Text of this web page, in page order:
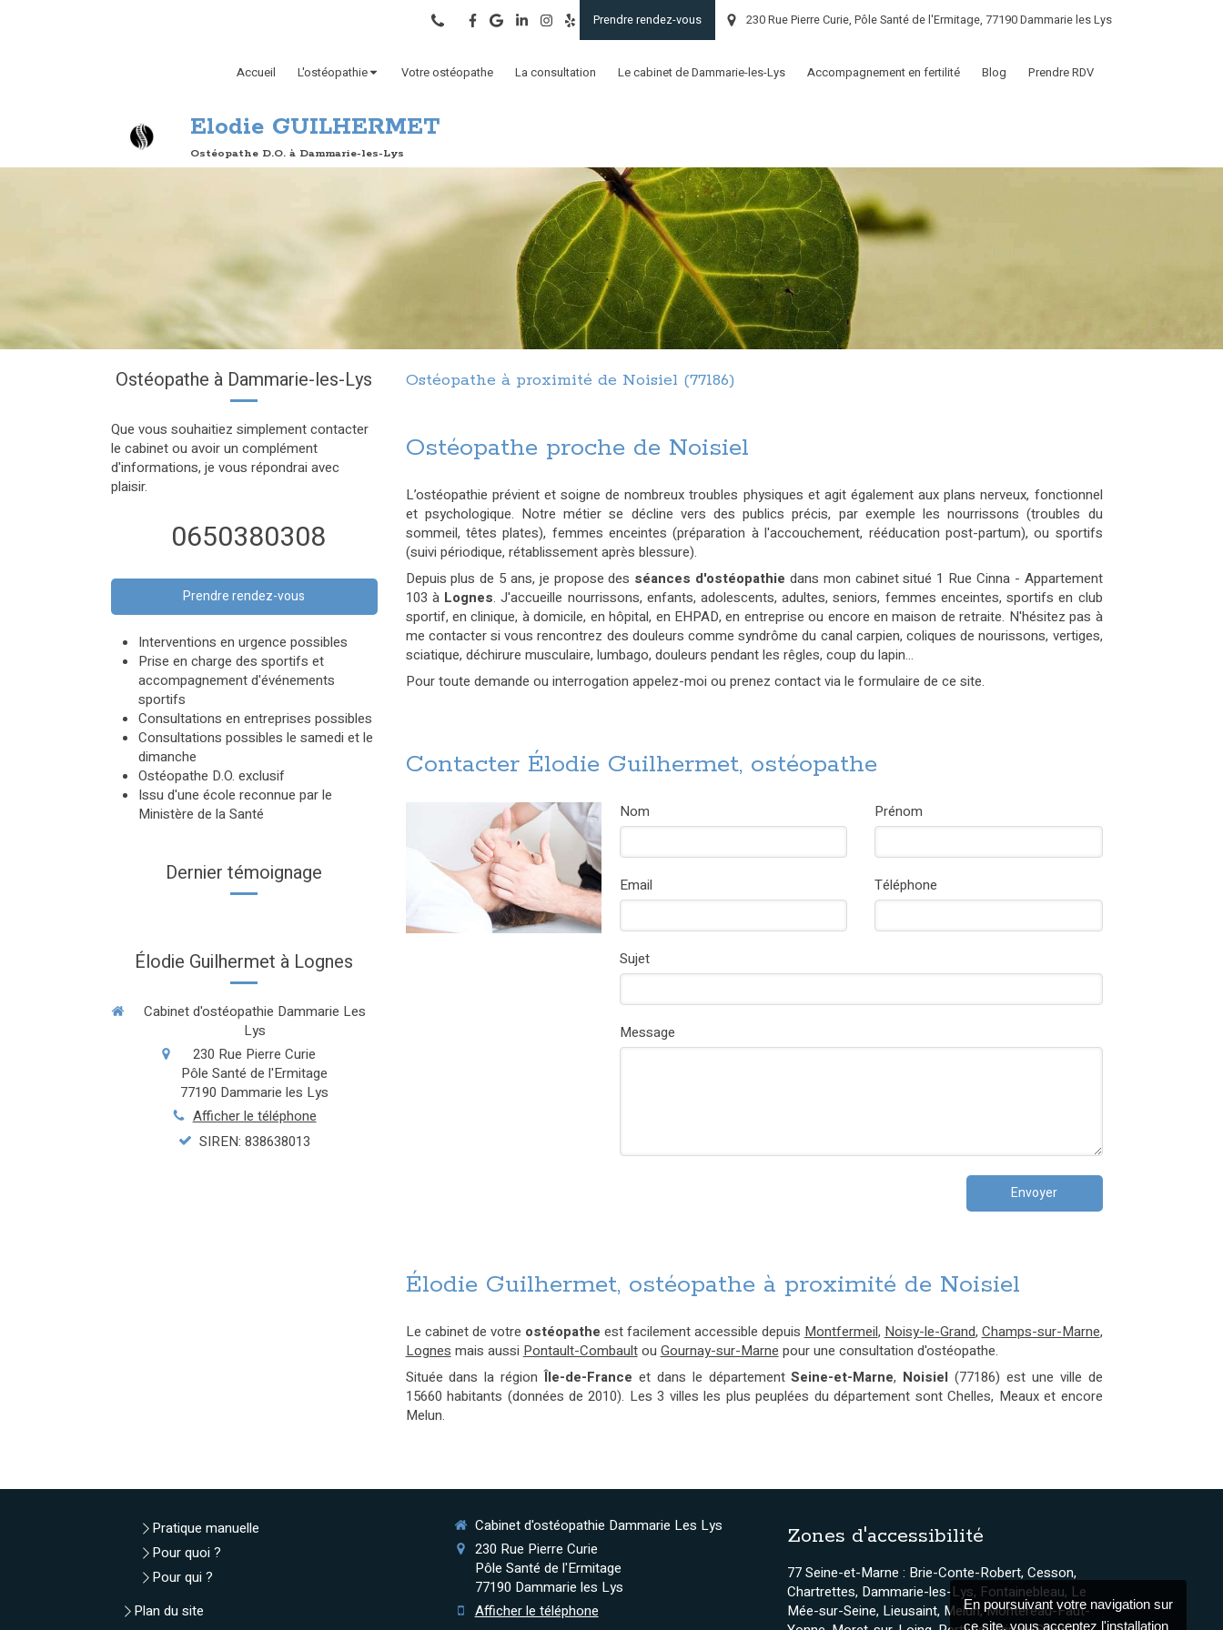
230 Rue Pierre Curie, Pôle Santé de l'Ermitage, 77190 Dammarie les Lys
Prendre rendez-vous
Accueil L'ostéopathie Votre ostéopathe La consultation Le cabinet de Dammarie-les-Lys Accompagnement en fertilité Blog Prendre RDV
Elodie GUILHERMET
Ostéopathe D.O. à Dammarie-les-Lys
Ostéopathe à proximité de Noisiel (77186)
Ostéopathe proche de Noisiel
L’ostéopathie prévient et soigne de nombreux troubles physiques et agit également aux plans nerveux, fonctionnel
et psychologique. Notre métier se décline vers des publics précis, par exemple les nourrissons (troubles du
sommeil, têtes plates), femmes enceintes (préparation à l'accouchement, rééducation post-partum), ou sportifs
(suivi périodique, rétablissement après blessure).
Depuis plus de 5 ans, je propose des séances d'ostéopathie dans mon cabinet situé 1 Rue Cinna - Appartement
103 à Lognes. J'accueille nourrissons, enfants, adolescents, adultes, seniors, femmes enceintes, sportifs en club
sportif, en clinique, à domicile, en hôpital, en EHPAD, en entreprise ou encore en maison de retraite. N'hésitez pas à
me contacter si vous rencontrez des douleurs comme syndrôme du canal carpien, coliques de nourissons, vertiges,
sciatique, déchirure musculaire, lumbago, douleurs pendant les rêgles, coup du lapin...
Pour toute demande ou interrogation appelez-moi ou prenez contact via le formulaire de ce site.
Contacter Élodie Guilhermet, ostéopathe
Nom Prénom
Email Téléphone
Sujet
Message
Envoyer
Élodie Guilhermet, ostéopathe à proximité de Noisiel
Le cabinet de votre ostéopathe est facilement accessible depuis Montfermeil, Noisy-le-Grand, Champs-sur-Marne,
Lognes mais aussi Pontault-Combaultou Gournay-sur-Marne pour une consultation d'ostéopathe.
Située dans la régionÎle-de-France et dans le départementSeine-et-Marne, Noisiel (77186) est une ville de
15660 habitants (données de 2010). Les 3 villes les plus peuplées du département sont Chelles, Meaux et encore
Melun.
Ostéopathe à Dammarie-les-Lys
Que vous souhaitiez simplement contacter
le cabinet ou avoir un complément
d'informations, je vous répondrai avec
plaisir.
0650380308
Prendre rendez-vous
Interventions en urgence possibles
Prise en charge des sportifs et
accompagnement d'événements
sportifs
Consultations en entreprises possibles
Consultations possibles le samedi et le
dimanche
Ostéopathe D.O. exclusif
Issu d'une école reconnue par le
Ministère de la Santé
Dernier témoignage
Élodie Guilhermet à Lognes
Cabinet d'ostéopathie Dammarie Les
Lys
230 Rue Pierre Curie
Pôle Santé de l'Ermitage
77190 Dammarie les Lys
Afficher le téléphone
SIREN: 838638013
Pratique manuelle
Pour quoi ?
Pour qui ?
Plan du site
Cabinet d'ostéopathie Dammarie Les Lys
230 Rue Pierre Curie
Pôle Santé de l'Ermitage
77190 Dammarie les Lys
Afficher le téléphone
Zones d'accessibilité
77 Seine-et-Marne : Brie-Conte-Robert, Cesson,
Chartrettes, Dammarie-les-Lys, Fontainebleau, Le
Mée-sur-Seine, Lieusaint, Melun, Montereau-Faut-
En poursuivant votre navigation sur
ce site, vous acceptez l'installation